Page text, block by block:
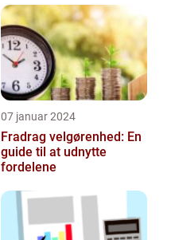
07 januar 2024
Fradrag velgørenhed: En
guide til at udnytte
fordelene